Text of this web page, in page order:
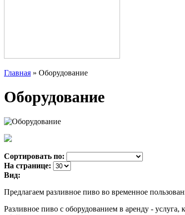
Главная » Оборудование
Оборудование
Сортировать по:
На странице:
Вид:
Предлагаем разливное пиво во временное
Разливное пиво с оборудованием в аренду - услуга,